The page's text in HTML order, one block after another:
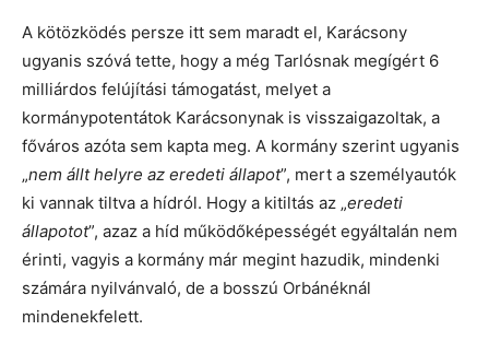
A kötözködés persze itt sem maradt el, Karácsony
ugyanis szóvá tette, hogy a még Tarlósnak megígért 6
milliárdos felújítási támogatást, melyet a
kormánypotentátok Karácsonynak is visszaigazoltak, a
főváros azóta sem kapta meg. A kormány szerint ugyanis
„nem állt helyre az eredeti állapot”, mert a személyautók
ki vannak tiltva a hídról. Hogy a kitiltás az „eredeti
állapotot”, azaz a híd működőképességét egyáltalán nem
érinti, vagyis a kormány már megint hazudik, mindenki
számára nyilvánvaló, de a bosszú Orbánéknál
mindenekfelett.